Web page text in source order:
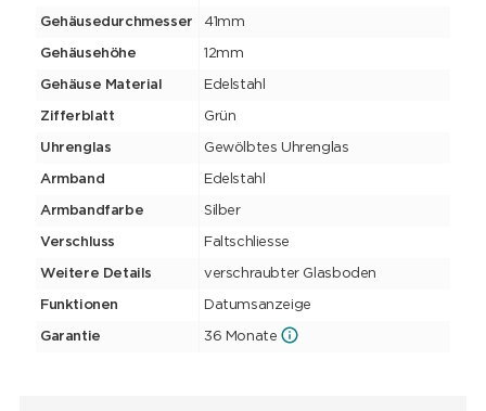
Gehäusedurchmesser 41mm
Gehäusehöhe 12mm
Gehäuse Material Edelstahl
Zifferblatt Grün
Uhrenglas Gewölbtes Uhrenglas
Armband Edelstahl
Armbandfarbe Silber
Verschluss Faltschliesse
Weitere Details verschraubter Glasboden
Funktionen Datumsanzeige
Garantie 36 Monate